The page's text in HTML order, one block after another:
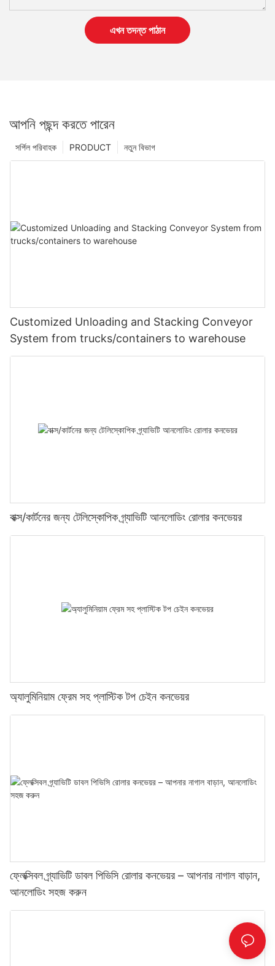
এখন তদন্ত পাঠান
আপনি পছন্দ করতে পারেন
নতুন বিভাগ
PRODUCT
সর্পিল পরিবাহক
Customized Unloading and Stacking Conveyor
System from trucks/containers to warehouse
বাক্স/কার্টনের জন্য টেলিস্কোপিক গ্র্যাভিটি আনলোডিং রোলার কনভেয়র
অ্যালুমিনিয়াম ফ্রেম সহ প্লাস্টিক টপ চেইন কনভেয়র
ফ্লেক্সিবল গ্র্যাভিটি ডাবল পিভিসি রোলার কনভেয়র – আপনার নাগাল বাড়ান,
আনলোডিং সহজ করুন